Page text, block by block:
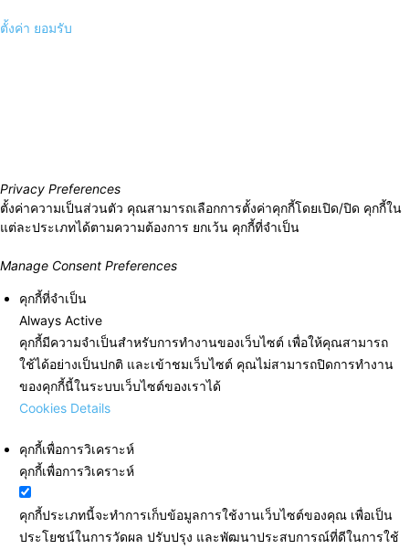
ตั้งค่า ยอมรับ
Privacy Preferences
ตั้งค่าความเป็นส่วนตัว คุณสามารถเลือกการตั้งค่าคุกกี้โดยเปิด/ปิด คุกกี้ใน
แต่ละประเภทได้ตามความต้องการ ยกเว้น คุกกี้ที่จำเป็น
Manage Consent Preferences
คุกกี้ที่จำเป็น
Always Active
คุกกี้มีความจำเป็นสำหรับการทำงานของเว็บไซต์ เพื่อให้คุณสามารถ
ใช้ได้อย่างเป็นปกติ และเข้าชมเว็บไซต์ คุณไม่สามารถปิดการทำงาน
ของคุกกี้นี้ในระบบเว็บไซต์ของเราได้
Cookies Details
คุกกี้เพื่อการวิเคราะห์
คุกกี้เพื่อการวิเคราะห์
คุกกี้ประเภทนี้จะทำการเก็บข้อมูลการใช้งานเว็บไซต์ของคุณ เพื่อเป็น
ประโยชน์ในการวัดผล ปรับปรุง และพัฒนาประสบการณ์ที่ดีในการใช้